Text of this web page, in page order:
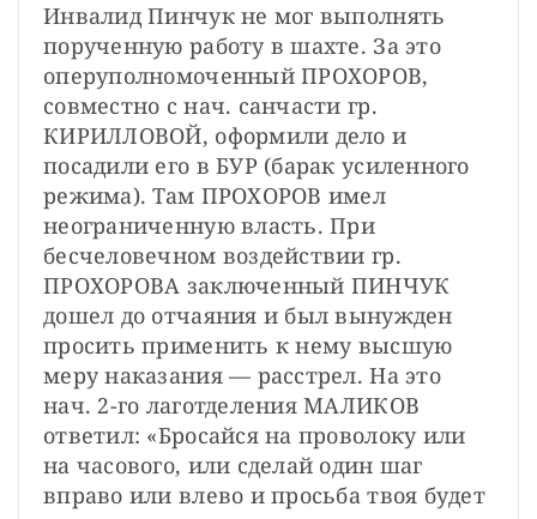
Инвалид Пинчук не мог выполнять
порученную работу в шахте. За это
оперуполномоченный ПРОХОРОВ,
совместно с нач. санчасти гр.
КИРИЛЛОВОЙ, оформили дело и
посадили его в БУР (барак усиленного
режима). Там ПРОХОРОВ имел
неограниченную власть. При
бесчеловечном воздействии гр.
ПРОХОРОВА заключенный ПИНЧУК
дошел до отчаяния и был вынужден
просить применить к нему высшую
меру наказания — расстрел. На это
нач. 2-го лаготделения МАЛИКОВ
ответил: «Бросайся на проволоку или
на часового, или сделай один шаг
вправо или влево и просьба твоя будет